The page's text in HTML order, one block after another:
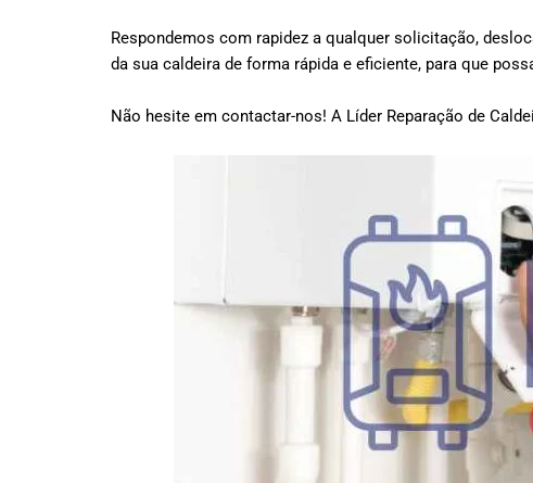
Respondemos com rapidez a qualquer solicitação,
da sua caldeira de forma rápida e eficiente, para que
Não hesite em contactar-nos! A Líder Reparação de